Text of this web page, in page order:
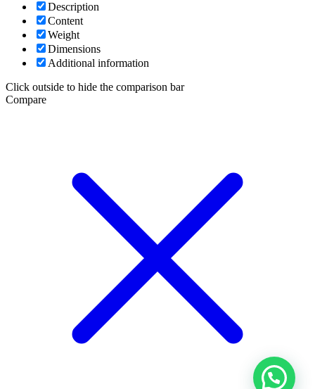
Description
Content
Weight
Dimensions
Additional information
Click outside to hide the comparison bar
Compare